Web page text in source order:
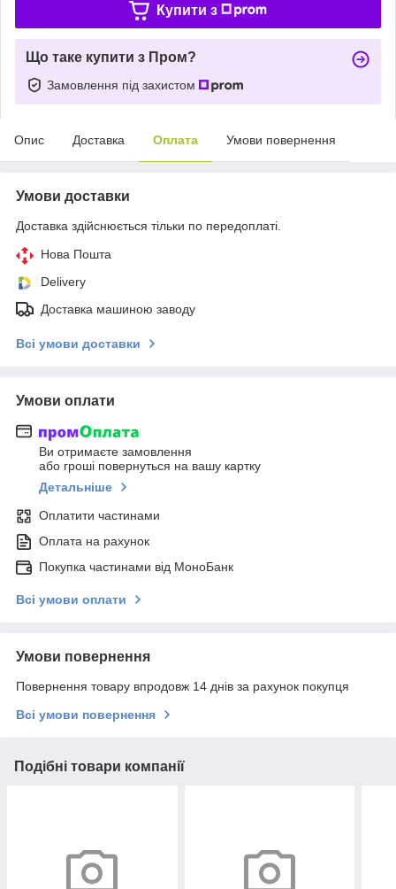
Купити з
Що таке купити з Пром?
Замовлення під захистом
Опис Доставка Оплата Умови повернення
Умови доставки
Доставка здійснюється тільки по передоплаті.
Нова Пошта
Delivery
Доставка машиною заводу
Всі умови доставки
Умови оплати
Ви отримаєте замовлення
або гроші повернуться на вашу картку
Детальніше
Оплатити частинами
Оплата на рахунок
Покупка частинами від МоноБанк
Всі умови оплати
Умови повернення
Повернення товару впродовж 14 днів за рахунок покупця
Всі умови повернення
Подібні товари компанії